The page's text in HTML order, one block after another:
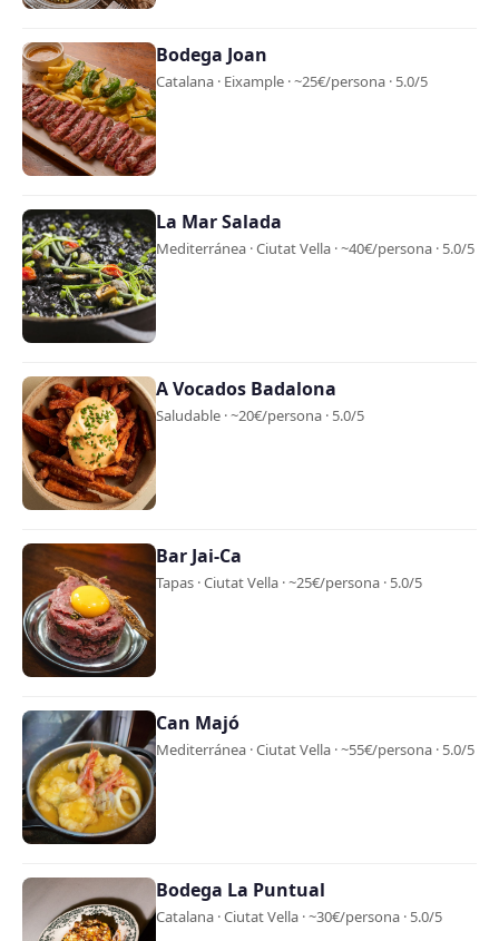
Bodega Joan
Catalana · Eixample · ~25€/persona · 5.0/5
La Mar Salada
Mediterránea · Ciutat Vella · ~40€/persona · 5.0/5
A Vocados Badalona
Saludable · ~20€/persona · 5.0/5
Bar Jai-Ca
Tapas · Ciutat Vella · ~25€/persona · 5.0/5
Can Majó
Mediterránea · Ciutat Vella · ~55€/persona · 5.0/5
Bodega La Puntual
Catalana · Ciutat Vella · ~30€/persona · 5.0/5